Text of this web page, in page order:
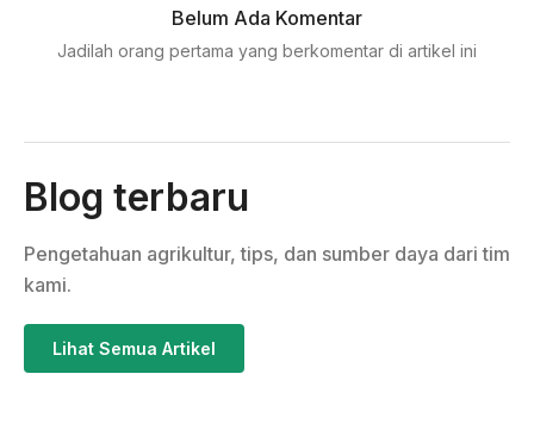
Belum Ada Komentar
Jadilah orang pertama yang berkomentar di artikel ini
Blog terbaru
Pengetahuan agrikultur, tips, dan sumber daya dari tim
kami.
Lihat Semua Artikel